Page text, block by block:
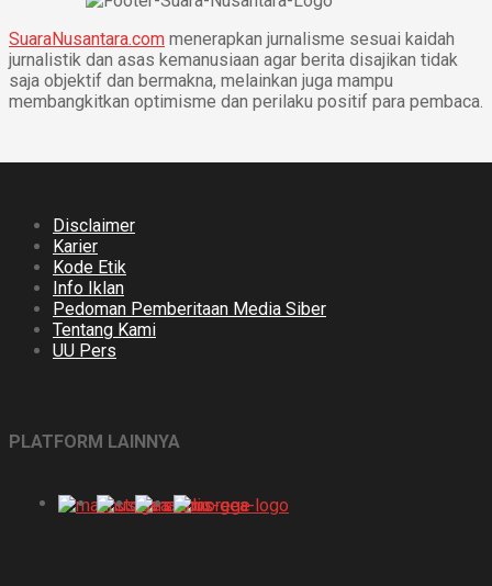
SuaraNusantara.com menerapkan jurnalisme sesuai kaidah
jurnalistik dan asas kemanusiaan agar berita disajikan tidak
saja objektif dan bermakna, melainkan juga mampu
membangkitkan optimisme dan perilaku positif para pembaca.
Disclaimer
Karier
Kode Etik
Info Iklan
Pedoman Pemberitaan Media Siber
Tentang Kami
UU Pers
PLATFORM LAINNYA